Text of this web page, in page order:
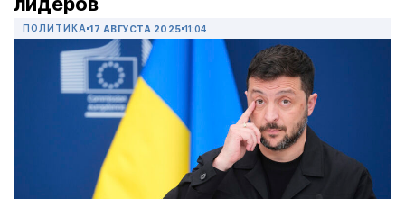
ПОЛИТИКА 17 АВГУСТА 2025 11:04